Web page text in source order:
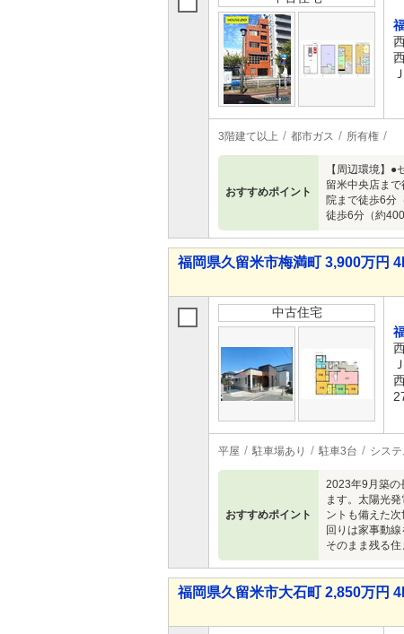
3階建て以上 都市ガス 所有権
おすすめポイント
【周辺環境】
留米中央店ま
院まで徒歩6分
徒歩6分（約
福岡県久留米市梅満町 3,900万円
中古住宅
平屋 駐車場あり 駐車3台 シス
おすすめポイント
2023年9月築の
ます。太陽光
ントも備えた
回りは家事動
そのまま残る住
福岡県久留米市大石町 2,850万円